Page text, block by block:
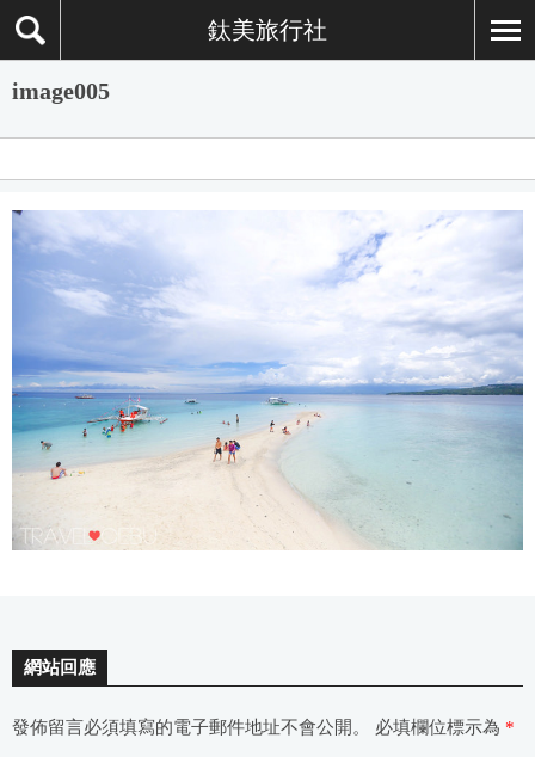
鈦美旅行社
image005
網站回應
發佈留言必須填寫的電子郵件地址不會公開。 必填欄位標示為 *